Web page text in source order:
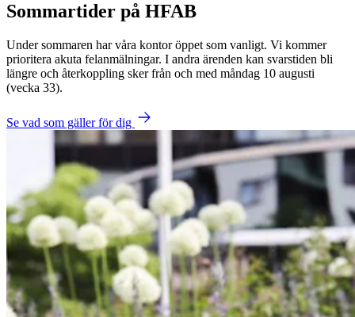
Sommartider på HFAB
Under sommaren har våra kontor öppet som vanligt. Vi kommer
prioritera akuta felanmälningar. I andra ärenden kan svarstiden bli
längre och återkoppling sker från och med måndag 10 augusti
(vecka 33).
Se vad som gäller för dig